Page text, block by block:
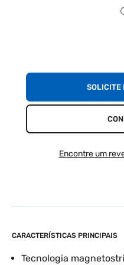
CARACTERÍSTICAS PRINCIPAIS
Tecnologia
SOLICITE
Encontre um